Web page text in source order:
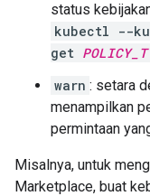
status
kubectl --
get
warn : setara
menampilkan
permintaan
Misalnya, untuk
Marketplace, buat